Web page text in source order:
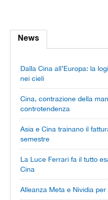
News
Dalla Cina all’Europa: la
nei cieli
Cina, contrazione della
controtendenza
Asia e Cina trainano il
semestre
La Luce Ferrari fa il tutto
Cina
Alleanza Meta e Nividia